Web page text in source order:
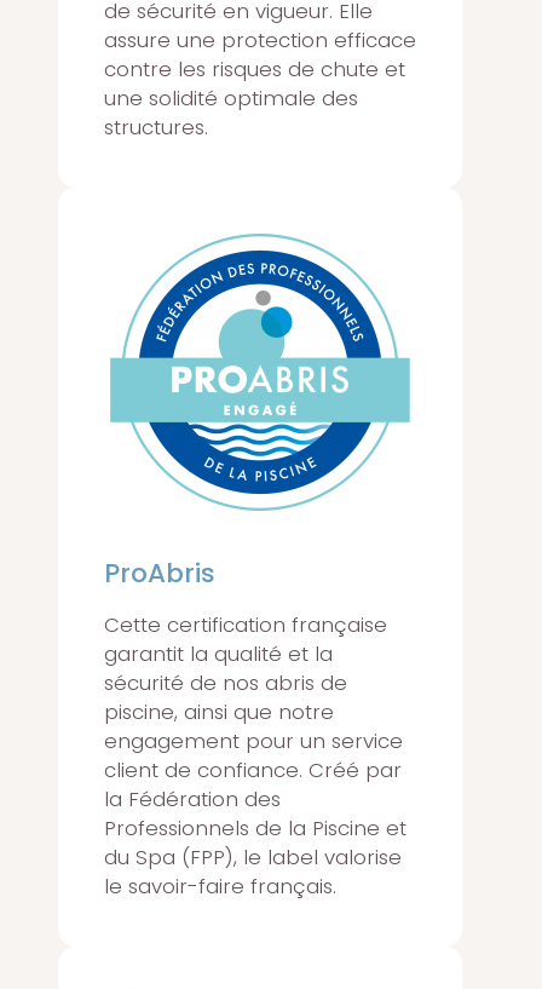
de sécurité en vigueur. Elle
assure une protection efficace
contre les risques de chute et
une solidité optimale des
structures.
ProAbris
Cette certification française
garantit la qualité et la
sécurité de nos abris de
piscine, ainsi que notre
engagement pour un service
client de confiance. Créé par
la Fédération des
Professionnels de la Piscine et
du Spa (FPP), le label valorise
le savoir-faire français.